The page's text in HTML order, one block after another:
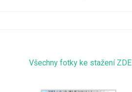
Všechny fotky ke stažení ZDE